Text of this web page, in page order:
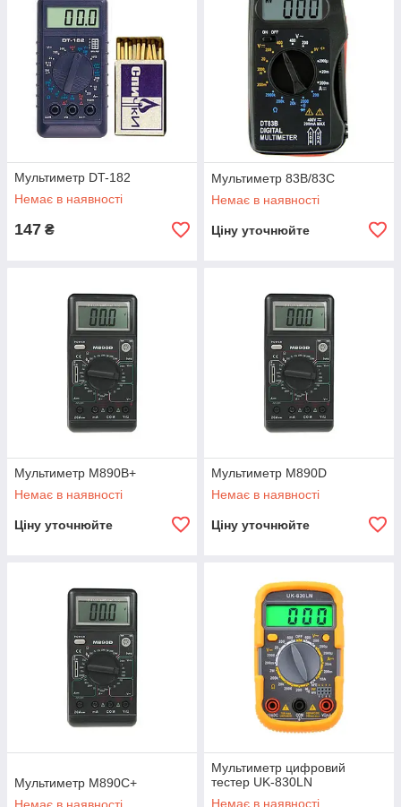
Мультиметр DT-182
Немає в наявності
147 ₴
Мультиметр 83B/83C
Немає в наявності
Ціну уточнюйте
Мультиметр M890B+
Немає в наявності
Ціну уточнюйте
Мультиметр M890D
Немає в наявності
Ціну уточнюйте
Мультиметр M890C+
Мультиметр цифровий
тестер UK-830LN
Немає в наявності